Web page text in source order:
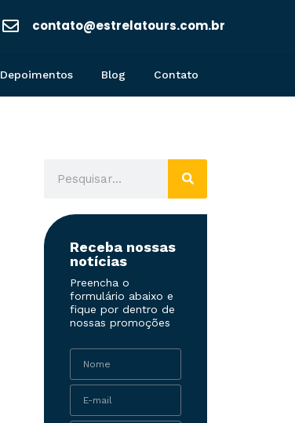
contato@estrelatours.com.br
Depoimentos Blog Contato
Receba nossas
notícias
Preencha o
formulário abaixo e
fique por dentro de
nossas promoções